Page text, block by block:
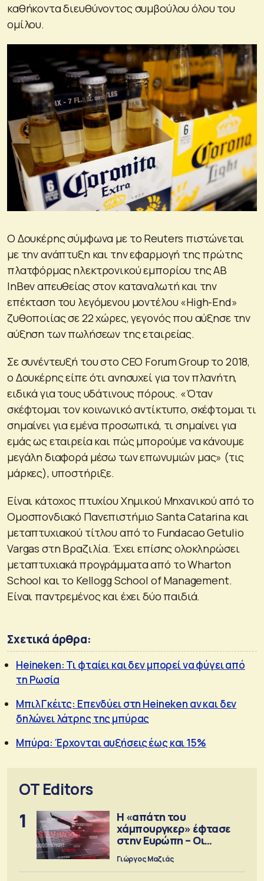
καθήκοντα διευθύνοντος συμβούλου όλου του
ομίλου.
Ο Δουκέρης σύμφωνα με το Reuters πιστώνεται
με την ανάπτυξη και την εφαρμογή της πρώτης
πλατφόρμας ηλεκτρονικού εμπορίου της AB
InBev απευθείας στον καταναλωτή και την
επέκταση του λεγόμενου μοντέλου «High-End»
ζυθοποιίας σε 22 χώρες, γεγονός που αύξησε την
αύξηση των πωλήσεων της εταιρείας.
Σε συνέντευξή του στο CEO Forum Group το 2018,
ο Δουκέρης είπε ότι ανησυχεί για τον πλανήτη,
ειδικά για τους υδάτινους πόρους. «Όταν
σκέφτομαι τον κοινωνικό αντίκτυπο, σκέφτομαι τι
σημαίνει για εμένα προσωπικά, τι σημαίνει για
εμάς ως εταιρεία και πώς μπορούμε να κάνουμε
μεγάλη διαφορά μέσω των επωνυμιών μας» (τις
μάρκες), υποστήριξε.
Είναι κάτοχος πτυχίου Χημικού Μηχανικού από το
Ομοσπονδιακό Πανεπιστήμιο Santa Catarina και
μεταπτυχιακού τίτλου από το Fundacao Getulio
Vargas στη Βραζιλία. Έχει επίσης ολοκληρώσει
μεταπτυχιακά προγράμματα από το Wharton
School και το Kellogg School of Management.
Είναι παντρεμένος και έχει δύο παιδιά.
Σχετικά άρθρα:
Heineken: Τι φταίει και δεν μπορεί να φύγει από
τη Ρωσία
Μπιλ Γκέιτς: Επενδύει στη Heineken αν και δεν
δηλώνει λάτρης της μπύρας
Μπύρα: Έρχονται αυξήσεις έως και 15%
OT Editors
1
Η «απάτη του
χάμπουργκερ» έφτασε
στην Ευρώπη – Οι
προειδοποιήσεις
Γιώργος Μαζιάς